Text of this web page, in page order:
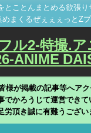
とことんまとめる欲張り
まくるぜぇぇぇっとZプ
ル2-特撮.ア
ANIME
様が掲載の記事等へア
でかろうじて運営でき
労頂き誠に有難うござい